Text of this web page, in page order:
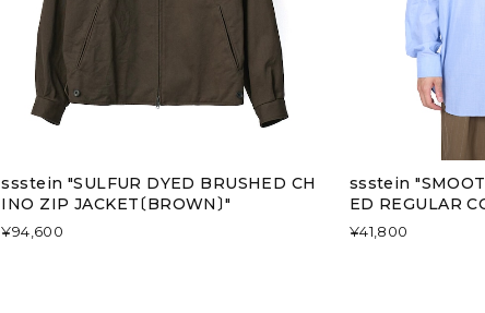
ssstein "SULFUR DYED BRUSHED CH
INO ZIP JACKET〔BROWN〕"
¥94,600
ssstein
ED REGULAR
¥41,800